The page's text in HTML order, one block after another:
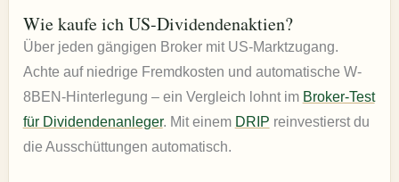
Wie kaufe ich US-Dividendenaktien?
Über jeden gängigen Broker mit US-Marktzugang.
Achte auf niedrige Fremdkosten und automatische W-
8BEN-Hinterlegung – ein Vergleich lohnt im Broker-Test
für Dividendenanleger. Mit einem DRIP reinvestierst du
die Ausschüttungen automatisch.